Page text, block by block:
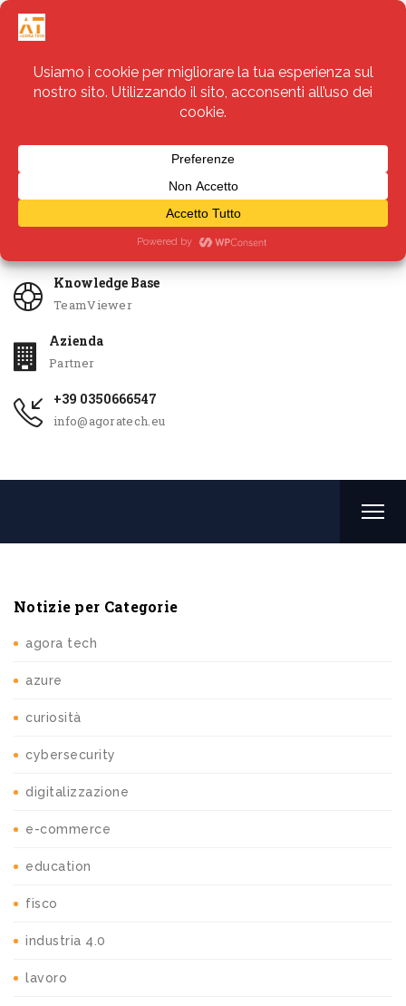
Servizi
Knowledge Base
TeamViewer
Azienda
Partner
+39 0350666547
info@agoratech.eu
Notizie per Categorie
agora tech
azure
curiosità
cybersecurity
digitalizzazione
e-commerce
education
fisco
industria 4.0
lavoro